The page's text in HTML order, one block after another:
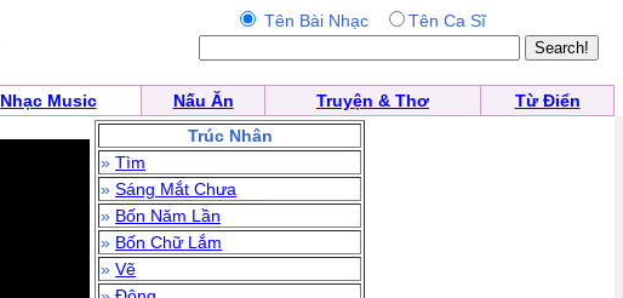
Tên Bài Nhạc Tên Ca Sĩ
Nhạc Music Nấu Ăn Truyện & Thơ
Từ Điển
Trúc Nhân
» Tìm
» Sáng Mắt Chưa
» Bốn Năm Lần
» Bốn Chữ Lắm
» Vẽ